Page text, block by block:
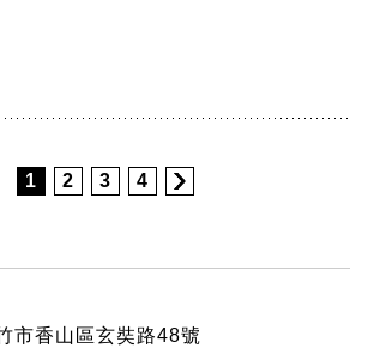
1 2 3 4
市香山區玄奘路48號